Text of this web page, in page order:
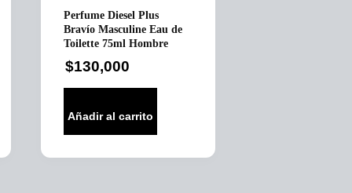
Perfume Diesel Plus
Bravío Masculine Eau de
Toilette 75ml Hombre
$130,000
Añadir al carrito